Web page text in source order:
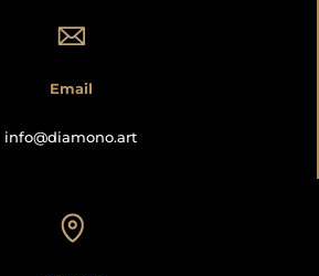
Email
info@diamono.art